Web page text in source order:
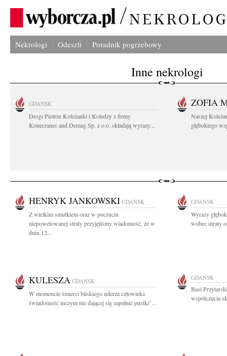
Nekrologi Odeszli Poradnik pogrzebowy
Inne nekrologi
GDAŃSK
Drogi Piotrze Koleżanki i Koledzy z firmy
Konecranes and Demag Sp. z o.o. składają wyrazy...
ZOFIA
Naszej
głębokiego
HENRYK JANKOWSKI GDAŃSK
Z wielkim smutkiem oraz w poczuciu
niepowetowanej straty przyjęliśmy wiadomość, że w
dniu 12...
GDAŃSK
Wyrazy
wobec utraty
KULESZA GDAŃSK
W momencie śmierci bliskiego uderza człowieka
świadomość niczym nie dającej się zapełnić pustki"...
GDAŃSK
Basi
współczucia